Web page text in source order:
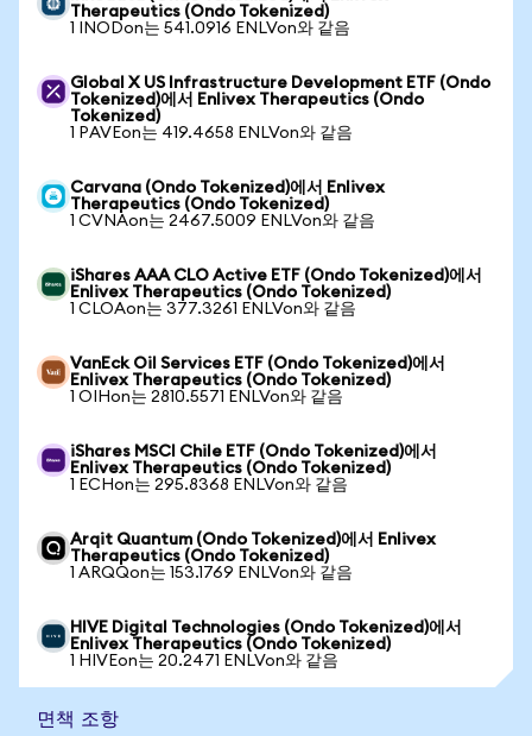
Therapeutics (Ondo Tokenized)
1 INODon는 541.0916 ENLVon와 같음
Global X US Infrastructure Development ETF (Ondo
Tokenized)에서 Enlivex Therapeutics (Ondo
Tokenized)
1 PAVEon는 419.4658 ENLVon와 같음
Carvana (Ondo Tokenized)에서 Enlivex
Therapeutics (Ondo Tokenized)
1 CVNAon는 2467.5009 ENLVon와 같음
iShares AAA CLO Active ETF (Ondo Tokenized)에서
Enlivex Therapeutics (Ondo Tokenized)
1 CLOAon는 377.3261 ENLVon와 같음
VanEck Oil Services ETF (Ondo Tokenized)에서
Enlivex Therapeutics (Ondo Tokenized)
1 OIHon는 2810.5571 ENLVon와 같음
iShares MSCI Chile ETF (Ondo Tokenized)에서
Enlivex Therapeutics (Ondo Tokenized)
1 ECHon는 295.8368 ENLVon와 같음
Arqit Quantum (Ondo Tokenized)에서 Enlivex
Therapeutics (Ondo Tokenized)
1 ARQQon는 153.1769 ENLVon와 같음
HIVE Digital Technologies (Ondo Tokenized)에서
Enlivex Therapeutics (Ondo Tokenized)
1 HIVEon는 20.2471 ENLVon와 같음
면책 조항